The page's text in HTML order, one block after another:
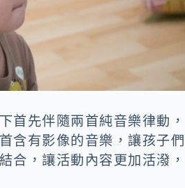
首先伴隨兩首純音樂律動，
含有影像的音樂，讓孩子們
合，讓活動內容更加活潑，